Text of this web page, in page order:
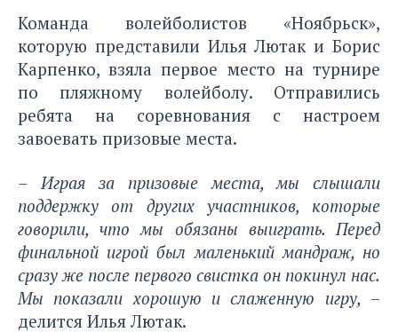
Команда волейболистов «Ноябрьск»,
которую представили Илья Лютак и Борис
Карпенко, взяла первое место на турнире
по пляжному волейболу. Отправились
ребята на соревнования с настроем
завоевать призовые места.
– Играя за призовые места, мы слышали
поддержку от других участников, которые
говорили, что мы обязаны выиграть. Перед
финальной игрой был маленький мандраж, но
сразу же после первого свистка он покинул нас.
Мы показали хорошую и слаженную игру, –
делится Илья Лютак.